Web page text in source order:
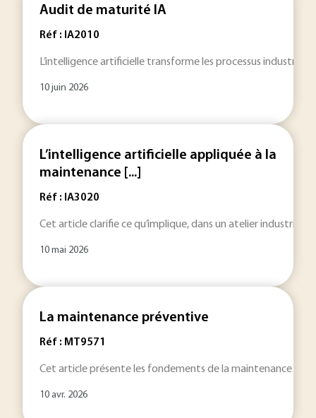
Audit de maturité IA
Réf : IA2010
L’intelligence artificielle transforme les processus
10 juin 2026
L’intelligence artificielle appliquée à la
maintenance [...]
Réf : IA3020
Cet article clarifie ce qu’implique, dans un atelier industriel,
10 mai 2026
La maintenance préventive
Réf : MT9571
Cet article présente les fondements de la maintenance
10 avr. 2026